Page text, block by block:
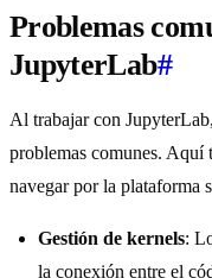
Problemas
JupyterLab#
Al trabajar con
problemas comunes. Aquí
navegar por la plataforma
Gestión de kernels:
la conexión entre el